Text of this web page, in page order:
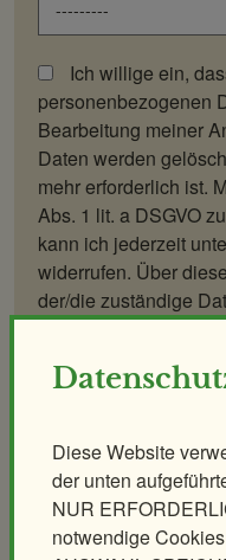
Ich willige ein,
personenbezogenen
Bearbeitung meiner
Daten werden
mehr erforderlich ist.
Abs. 1 lit. a DSGVO
kann ich jederzeit
widerrufen. Über
der/die zuständige
Aufgrund Ihrer
Marketing-
Drittanbieters
Diese Website
der unten
NUR
notwendige